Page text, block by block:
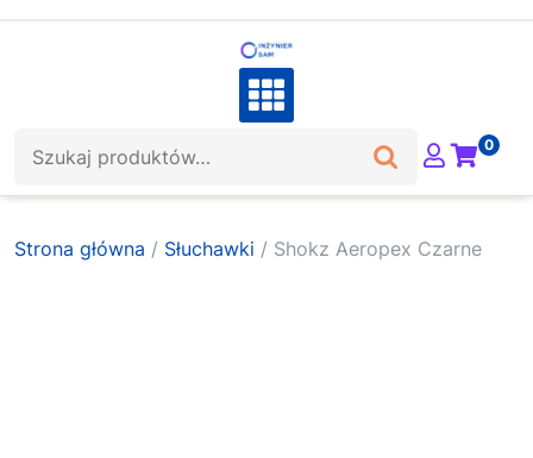
0
Strona główna / Słuchawki / Shokz Aeropex Czarne